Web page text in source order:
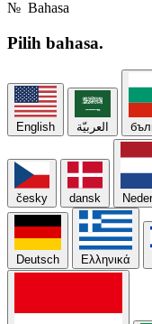
№ Bahasa
Pilih bahasa.
English العربيّة
česky dansk
Deutsch Ελληνικά